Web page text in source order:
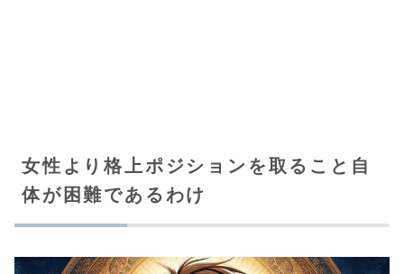
女性より格上ポジションを取ること自
体が困難であるわけ